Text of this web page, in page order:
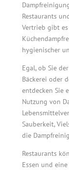
Restaurants
Vertrieb gibt
hygienischer
Egal, ob Sie
Bäckerei oder
entdecken Sie
Nutzung von
Sauberkeit,
die
Restaurants
Essen und